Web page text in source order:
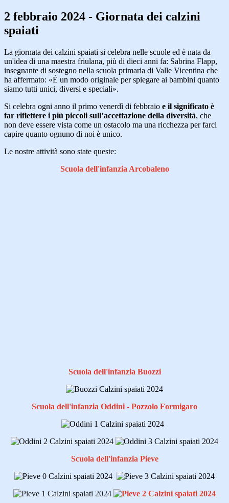
2 febbraio 2024 - Giornata dei calzini
spaiati
La giornata dei calzini spaiati si celebra nelle scuole ed è nata da
un'idea di una maestra friulana, più di dieci anni fa: Sabrina Flapp,
insegnante di sostegno nella scuola primaria di Valle Vicentina che
ha affermato: «È un modo originale per spiegare ai bambini quanto
siamo tutti unici, diversi e speciali».
Si celebra ogni anno il primo venerdì di febbraio e il significato è
far riflettere i più piccoli sull’accettazione della diversità, che
non deve essere vista come un ostacolo ma una ricchezza per farci
capire quanto ognuno di noi è unico.
Le nostre attività sono state queste:
Scuola dell'infanzia Arcobaleno
Scuola dell'infanzia Buozzi
Scuola dell'infanzia Oddini - Pozzolo Formigaro
Scuola dell'infanzia Pieve